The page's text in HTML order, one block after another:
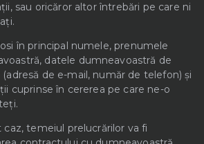
sau oricăror altor întrebări pe care ni
în principal numele, prenumele
datele dumneavoastră de
de e-mail, număr de telefon) și
cuprinse în cererea pe care ne-o
caz, temeiul prelucrărilor va fi